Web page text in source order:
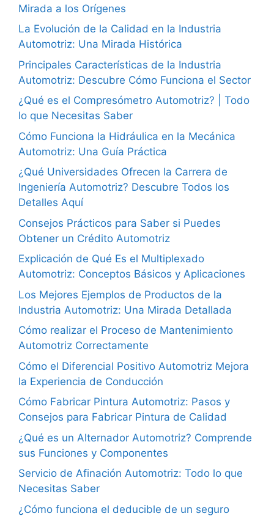
Mirada a los Orígenes
La Evolución de la Calidad en la Industria
Automotriz: Una Mirada Histórica
Principales Características de la Industria
Automotriz: Descubre Cómo Funciona el Sector
¿Qué es el Compresómetro Automotriz? | Todo
lo que Necesitas Saber
Cómo Funciona la Hidráulica en la Mecánica
Automotriz: Una Guía Práctica
¿Qué Universidades Ofrecen la Carrera de
Ingeniería Automotriz? Descubre Todos los
Detalles Aquí
Consejos Prácticos para Saber si Puedes
Obtener un Crédito Automotriz
Explicación de Qué Es el Multiplexado
Automotriz: Conceptos Básicos y Aplicaciones
Los Mejores Ejemplos de Productos de la
Industria Automotriz: Una Mirada Detallada
Cómo realizar el Proceso de Mantenimiento
Automotriz Correctamente
Cómo el Diferencial Positivo Automotriz Mejora
la Experiencia de Conducción
Cómo Fabricar Pintura Automotriz: Pasos y
Consejos para Fabricar Pintura de Calidad
¿Qué es un Alternador Automotriz? Comprende
sus Funciones y Componentes
Servicio de Afinación Automotriz: Todo lo que
Necesitas Saber
¿Cómo funciona el deducible de un seguro